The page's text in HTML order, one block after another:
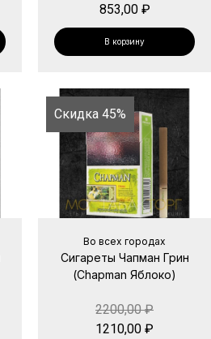
853,00 ₽
В корзину
Скидка 45%
Во всех городах
Сигареты Чапман Грин
(Chapman Яблоко)
2200,00₽
1210,00 ₽